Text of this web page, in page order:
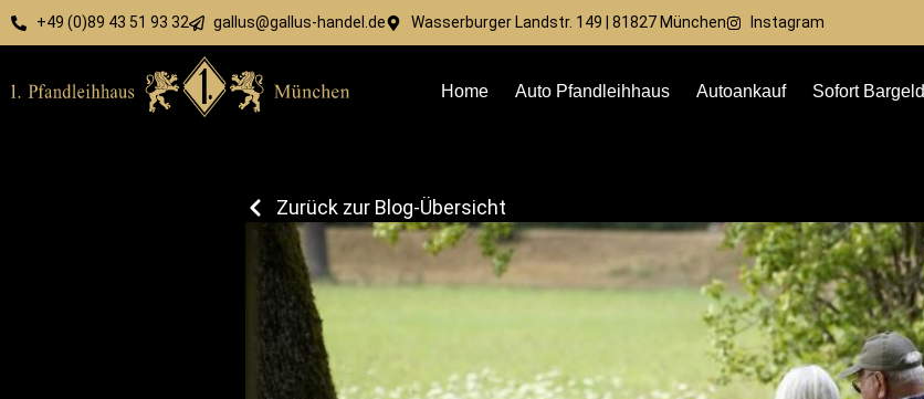
+49 (0)89 43 51 93 32 gallus@gallus-handel.de Wasserburger Landstr. 149 | 81827 München Instagram
Home Auto Pfandleihhaus Autoankauf Sofort Bargeld
Zurück zur Blog-Übersicht